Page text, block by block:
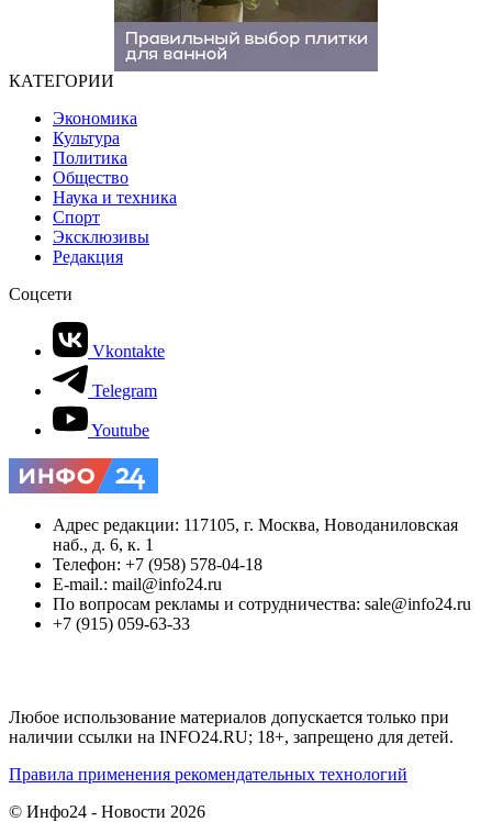
КАТЕГОРИИ
Экономика
Культура
Политика
Общество
Наука и техника
Спорт
Эксклюзивы
Редакция
Соцсети
Vkontakte
Telegram
Youtube
Адрес редакции: 117105, г. Москва, Новоданиловская
наб., д. 6, к. 1
Телефон: +7 (958) 578-04-18
E-mail.: mail@info24.ru
По вопросам рекламы и сотрудничества: sale@info24.ru
+7 (915) 059-63-33
Любое использование материалов допускается только при
наличии ссылки на INFO24.RU; 18+, запрещено для детей.
Правила применения рекомендательных технологий
© Инфо24 - Новости 2026